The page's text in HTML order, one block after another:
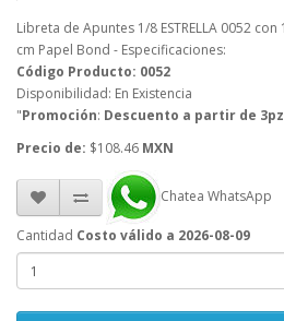
Libreta de Apuntes 1/8 ESTRELLA 0052
cm Papel Bond - Especificaciones:
Código Producto: 0052
Disponibilidad: En Existencia
"Promoción: Descuento a partir de
Precio de: $108.46 MXN
Chatea WhatsApp
Cantidad Costo válido a 2026-08-09